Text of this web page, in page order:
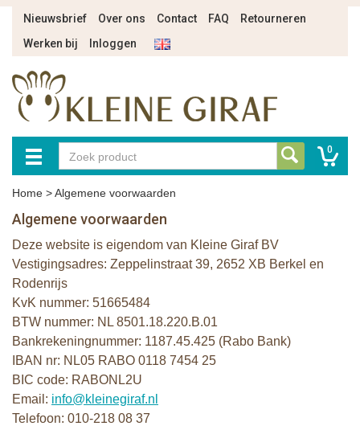
Nieuwsbrief Over ons Contact FAQ
Retourneren
Werken bij
Inloggen
0
Home >Algemene voorwaarden
Algemene voorwaarden
Deze website is eigendom van Kleine Giraf BV
Vestigingsadres: Zeppelinstraat 39, 2652 XB Berkel en
Rodenrijs
KvK nummer: 51665484
BTW nummer: NL 8501.18.220.B.01
Bankrekeningnummer: 1187.45.425 (Rabo Bank)
IBAN nr: NL05 RABO 0118 7454 25
BIC code: RABONL2U
Email: info@kleinegiraf.nl
Telefoon: 010-218 08 37